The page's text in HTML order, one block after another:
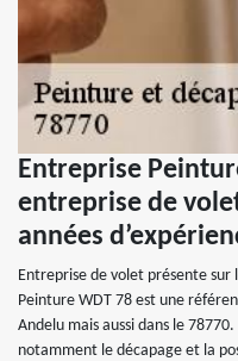
Entreprise
entreprise de
années
Entreprise de volet présente sur
Peinture WDT 78 est une
Andelu mais aussi dans le
notamment le décapage et la